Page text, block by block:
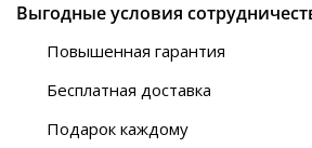
Выгодные условия
Повышенная гарантия
Бесплатная доставка
Автобусы (по ЮФО)
Подарок каждому